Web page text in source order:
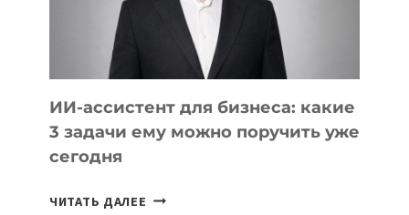
ТАДЖИКИСТАНА
ИИ-ассистент для бизнеса: какие
3 задачи ему можно поручить уже
сегодня
ЧИТАТЬ ДАЛЕЕ ИИ-